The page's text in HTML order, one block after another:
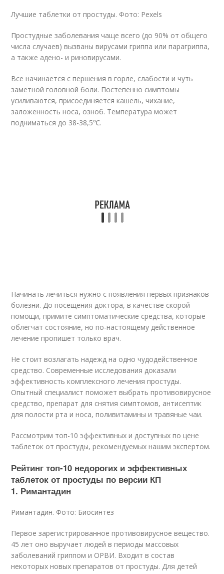
Лучшие таблетки от простуды. Фото: Pexels
Простудные заболевания чаще всего (до 90% от общего
числа случаев) вызваны вирусами гриппа или парагриппа,
а также адено- и риновирусами.
Все начинается с першения в горле, слабости и чуть
заметной головной боли. Постепенно симптомы
усиливаются, присоединяется кашель, чихание,
заложенность носа, озноб. Температура может
подниматься до 38-38,5℃.
Начинать лечиться нужно с появления первых признаков
болезни. До посещения доктора, в качестве скорой
помощи, примите симптоматические средства, которые
облегчат состояние, но по-настоящему действенное
лечение пропишет только врач.
Не стоит возлагать надежд на одно чудодейственное
средство. Современные исследования доказали
эффективность комплексного лечения простуды.
Опытный специалист поможет выбрать противовирусное
средство, препарат для снятия симптомов, антисептик
для полости рта и носа, поливитамины и травяные чаи.
Рассмотрим топ-10 эффективных и доступных по цене
таблеток от простуды, рекомендуемых нашим экспертом.
Рейтинг топ-10 недорогих и эффективных
таблеток от простуды по версии КП
1. Римантадин
Римантадин. Фото: Биосинтез
Первое зарегистрированное противовирусное вещество.
45 лет оно выручает людей в периоды массовых
заболеваний гриппом и ОРВИ. Входит в состав
некоторых новых препаратов от простуды. Для детей